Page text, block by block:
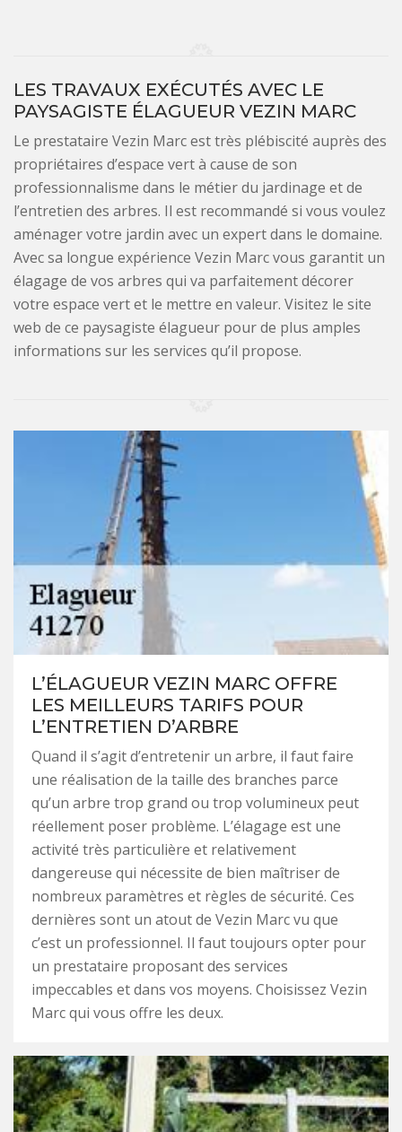
LES TRAVAUX EXÉCUTÉS AVEC LE
PAYSAGISTE ÉLAGUEUR VEZIN MARC
Le prestataire Vezin Marc est très plébiscité auprès des
propriétaires d’espace vert à cause de son
professionnalisme dans le métier du jardinage et de
l’entretien des arbres. Il est recommandé si vous voulez
aménager votre jardin avec un expert dans le domaine.
Avec sa longue expérience Vezin Marc vous garantit un
élagage de vos arbres qui va parfaitement décorer
votre espace vert et le mettre en valeur. Visitez le site
web de ce paysagiste élagueur pour de plus amples
informations sur les services qu’il propose.
L’ÉLAGUEUR VEZIN MARC OFFRE
LES MEILLEURS TARIFS POUR
L’ENTRETIEN D’ARBRE
Quand il s’agit d’entretenir un arbre, il faut faire
une réalisation de la taille des branches parce
qu’un arbre trop grand ou trop volumineux peut
réellement poser problème. L’élagage est une
activité très particulière et relativement
dangereuse qui nécessite de bien maîtriser de
nombreux paramètres et règles de sécurité. Ces
dernières sont un atout de Vezin Marc vu que
c’est un professionnel. Il faut toujours opter pour
un prestataire proposant des services
impeccables et dans vos moyens. Choisissez Vezin
Marc qui vous offre les deux.